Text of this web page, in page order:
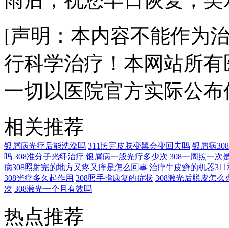
[声明：本内容不能作为
行科学治疗！本网站所
一切以医院官方实际公
相关推荐
银屑病光疗后能洗澡吗 311照完皮肤变黑会变回去吗 银屑病
吗 308准分子光纤治疗 银屑病一般光疗多少次 308一周照一次
病308照射完的地方又疼又痒是怎么回事 治疗牛皮癣的机器
308光疗多久起作用 308照手指康复的症状 308激光后脱皮怎么
次 308激光一个月有效吗
热点推荐